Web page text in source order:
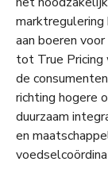
aan boeren
tot True Pricing
de
richting hogere
duurzaam
en